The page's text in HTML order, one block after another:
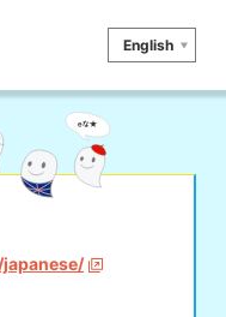
English
聞く
ツール